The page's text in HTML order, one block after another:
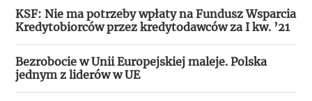
KSF: Nie ma potrzeby wpłaty na Fundusz Wsparcia
Kredytobiorców przez kredytodawców za I kw. ’21
Bezrobocie w Unii Europejskiej maleje. Polska
jednym z liderów w UE